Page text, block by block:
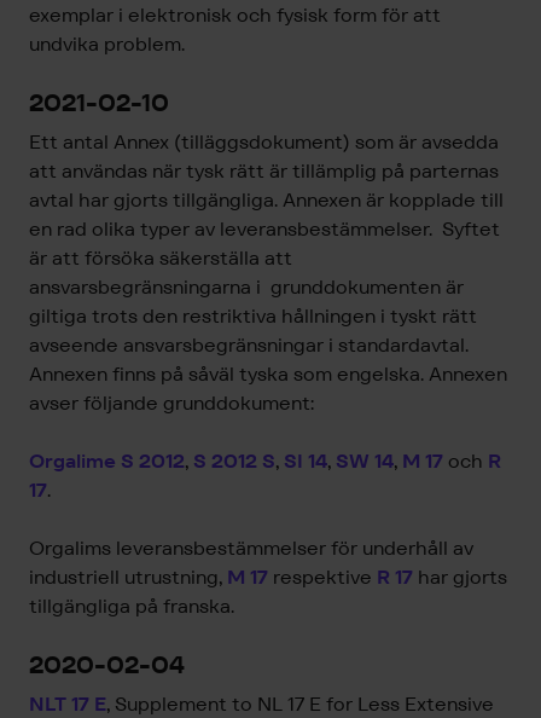
exemplar i elektronisk och fysisk form för att
undvika problem.
2021-02-10
Ett antal Annex (tilläggsdokument) som är avsedda
att användas när tysk rätt är tillämplig på parternas
avtal har gjorts tillgängliga. Annexen är kopplade till
en rad olika typer av leveransbestämmelser. Syftet
är att försöka säkerställa att
ansvarsbegränsningarna i grunddokumenten är
giltiga trots den restriktiva hållningen i tyskt rätt
avseende ansvarsbegränsningar i standardavtal.
Annexen finns på såväl tyska som engelska. Annexen
avser följande grunddokument:
Orgalime S 2012, S 2012 S, SI 14, SW 14, M 17 och R
17.
Orgalims leveransbestämmelser för underhåll av
industriell utrustning, M 17 respektive R 17 har gjorts
tillgängliga på franska.
2020-02-04
NLT 17 E, Supplement to NL 17 E for Less Extensive